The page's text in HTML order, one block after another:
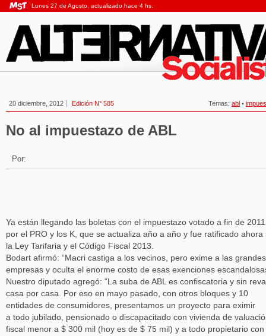
Lunes 27 de Agosto, actualizado hace 4 hs.
20 diciembre, 2012 Edición N° 585 Temas: abl •
No al impuestazo de ABL
Por:
Ya están llegando las boletas con el impuestazo votado a fin de 2011
por el PRO y los K, que se actualiza año a año y fue ratificado ahora
la Ley Tarifaria y el Código Fiscal 2013.
Bodart afirmó: “Macri castiga a los vecinos, pero exime a las grandes
empresas y oculta el enorme costo de esas exenciones
Nuestro diputado agregó: “La suba de ABL es confiscatoria y sin
casa por casa. Por eso en mayo pasado, con otros bloques y 10
entidades de consumidores, presentamos un proyecto para eximir
a todo jubilado, pensionado o discapacitado con vivienda de
fiscal menor a $ 300 mil (hoy es de $ 75 mil) y a todo propietario con